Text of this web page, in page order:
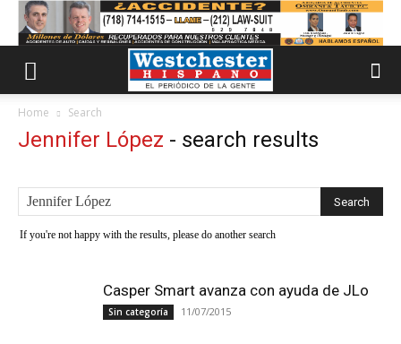
Home Search
Jennifer López - search results
If you're not happy with the results, please do another search
Casper Smart avanza con ayuda de JLo
Sin categoría 11/07/2015